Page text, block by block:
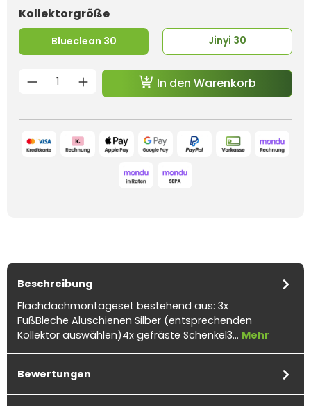
Kollektorgrößeauswählen
Blueclean 30 Jinyi 30
Produkt Anzahl: Gib den
In den Warenkorb
Beschreibung
Flachdachmontageset bestehend aus: 3x
FußBleche Aluschienen Silber (entsprechenden
Kollektor auswählen)4x gefräste Schenkel3… Mehr
Bewertungen